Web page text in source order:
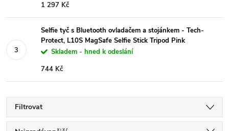
1 297 Kč
Selfie tyč s Bluetooth ovladačem a stojánkem - Tech-
Protect, L10S MagSafe Selfie Stick Tripod Pink
Skladem - hned k odeslání
744 Kč
Filtrovat